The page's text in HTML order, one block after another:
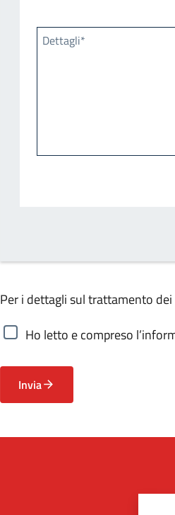
Dettagli*
Per i dettagli sul trattamento
Ho letto e compreso
Invia